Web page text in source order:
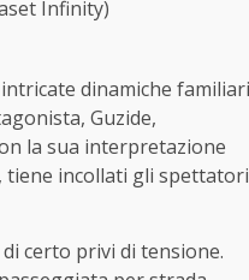
Infinity)
dinamiche familiari
Guzide,
la sua interpretazione
tiene incollati gli spettatori
certo privi di tensione.